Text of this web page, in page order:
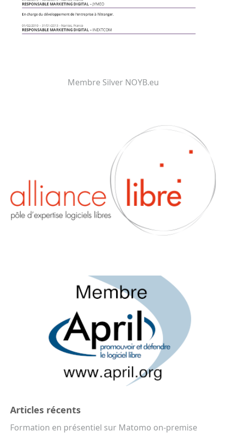
Membre Silver NOYB.eu
Articles récents
Formation en présentiel sur Matomo on-premise